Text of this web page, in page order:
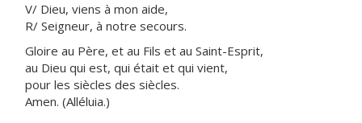
V/ Dieu, viens à mon aide,
R/ Seigneur, à notre secours.
Gloire au Père, et au Fils et au Saint-Esprit,
au Dieu qui est, qui était et qui vient,
pour les siècles des siècles.
Amen. (Alléluia.)